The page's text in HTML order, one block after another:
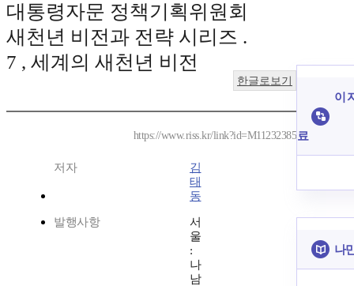
대통령자문 정책기획위원회
새천년 비전과 전략 시리즈 .
7 , 세계의 새천년 비전
한글로보기
https://www.riss.kr/link?id=M11232385
저자
김
태
동
발행사항
서
울
:
나
남
이
료
나